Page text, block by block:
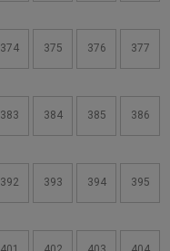
374 375 376 377
383 384 385 386
392 393 394 395